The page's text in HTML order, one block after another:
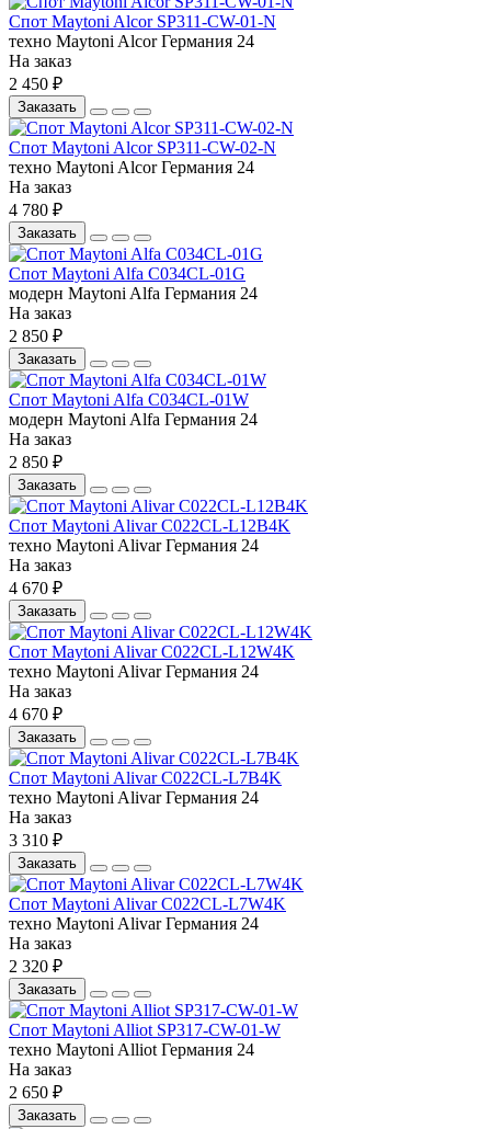
Спот Maytoni Alcor SP311-CW-01-N
техно Maytoni Alcor Германия 24
На заказ
2 450 ₽
Заказать
Спот Maytoni Alcor SP311-CW-02-N
техно Maytoni Alcor Германия 24
На заказ
4 780 ₽
Заказать
Спот Maytoni Alfa C034CL-01G
модерн Maytoni Alfa Германия 24
На заказ
2 850 ₽
Заказать
Спот Maytoni Alfa C034CL-01W
модерн Maytoni Alfa Германия 24
На заказ
2 850 ₽
Заказать
Спот Maytoni Alivar C022CL-L12B4K
техно Maytoni Alivar Германия 24
На заказ
4 670 ₽
Заказать
Спот Maytoni Alivar C022CL-L12W4K
техно Maytoni Alivar Германия 24
На заказ
4 670 ₽
Заказать
Спот Maytoni Alivar C022CL-L7B4K
техно Maytoni Alivar Германия 24
На заказ
3 310 ₽
Заказать
Спот Maytoni Alivar C022CL-L7W4K
техно Maytoni Alivar Германия 24
На заказ
2 320 ₽
Заказать
Спот Maytoni Alliot SP317-CW-01-W
техно Maytoni Alliot Германия 24
На заказ
2 650 ₽
Заказать